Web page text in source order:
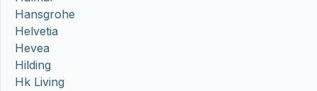
Hansgrohe
Helvetia
Hevea
Hilding
Hk Living